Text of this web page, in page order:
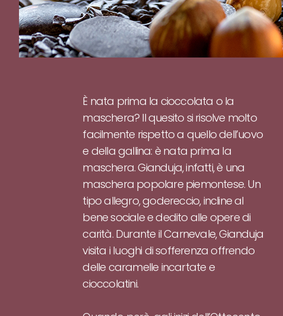
È nata prima la cioccolata o la
maschera? Il quesito si risolve molto
facilmente rispetto a quello dell’uovo
e della gallina: è nata prima la
maschera. Gianduja, infatti, è una
maschera popolare piemontese. Un
tipo allegro, godereccio, incline al
bene sociale e dedito alle opere di
carità. Durante il Carnevale, Gianduja
visita i luoghi di sofferenza offrendo
delle caramelle incartate e
cioccolatini.